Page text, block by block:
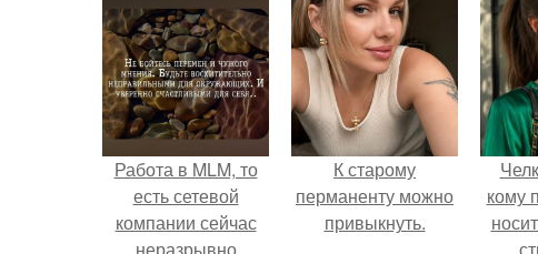
Работа в MLM, то
есть сетевой
компании сейчас
К старому
перманенту можно
привыкнуть.
кому